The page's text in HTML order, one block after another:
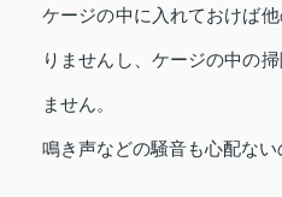
ケージの中に入れておけば
りませんし、ケージの中の
ません。
鳴き声などの騒音も心配ない